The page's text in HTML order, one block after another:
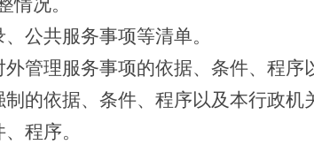
共服务事项等清单。
理服务事项的依据、条件、程序
依据、条件、程序以及本行政机
程序。